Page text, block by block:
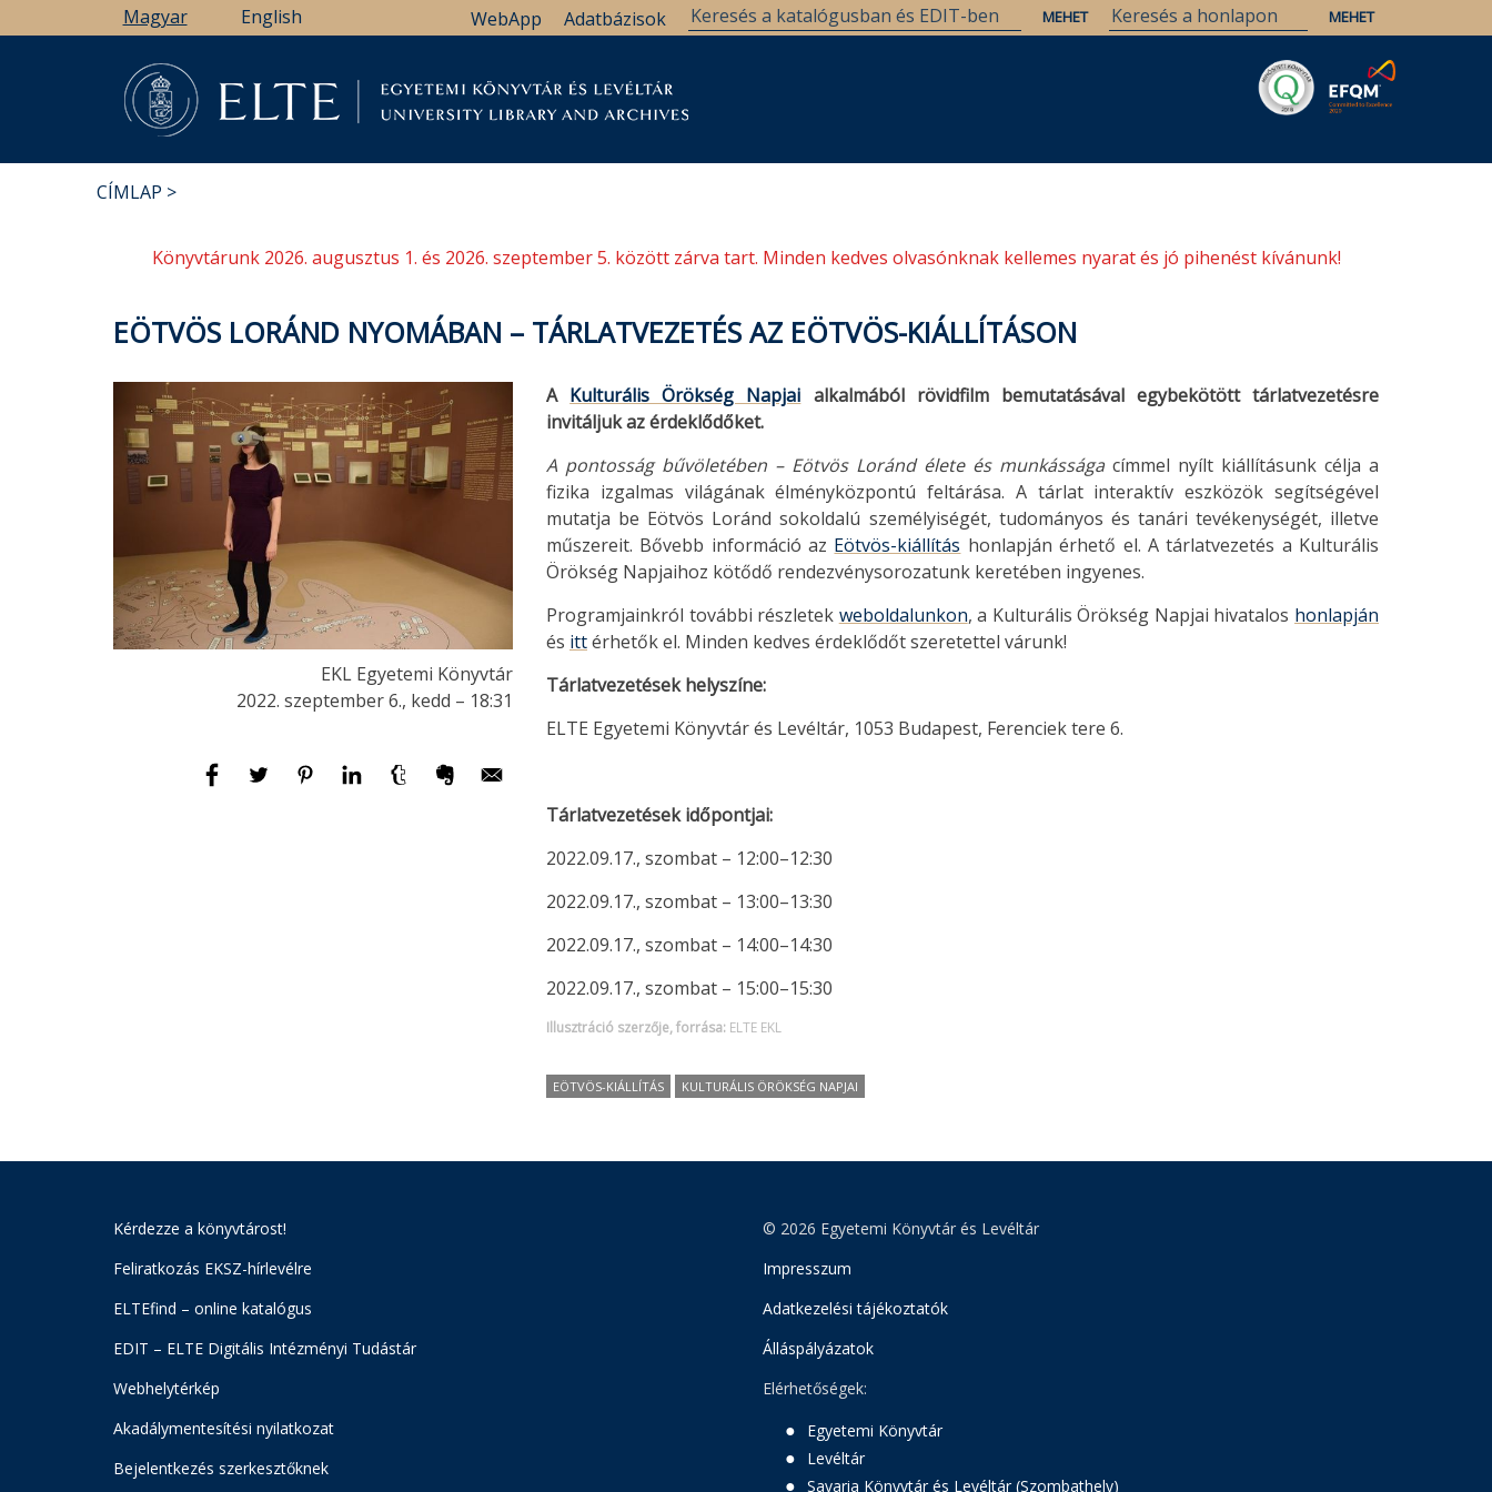
a
Magyar English Adatbázisok
WebApp
CÍMLAP
Könyvtárunk 2026. augusztus 1. és 2026. szeptember 5. között zárva tart. Minden kedves olvasónknak kellemes nyarat és jó pihenést kívánunk!
EÖTVÖS LORÁND NYOMÁBAN – TÁRLATVEZETÉS AZ EÖTVÖS-KIÁLLÍTÁSON
EKL Egyetemi Könyvtár
2022. szeptember 6., kedd – 18:31
A Kulturális Örökség Napjai alkalmából rövidfilm bemutatásával egybekötött tárlatvezetésre
invitáljuk az érdeklődőket.
A pontosság bűvöletében – Eötvös Loránd élete és munkássága címmel nyílt kiállításunk célja a
fizika izgalmas világának élményközpontú feltárása. A tárlat interaktív eszközök segítségével
mutatja be Eötvös Loránd sokoldalú személyiségét, tudományos és tanári tevékenységét, illetve
műszereit. Bővebb információ az Eötvös-kiállítás honlapján érhető el. A tárlatvezetés a Kulturális
Örökség Napjaihoz kötődő rendezvénysorozatunk keretében ingyenes.
Programjainkról további részletek weboldalunkon, a Kulturális Örökség Napjai hivatalos honlapján
és ittérhetők el. Minden kedves érdeklődőt szeretettel várunk!
Tárlatvezetések helyszíne:
ELTE Egyetemi Könyvtár és Levéltár, 1053 Budapest, Ferenciek tere 6.
Tárlatvezetések időpontjai:
2022.09.17., szombat – 12:00–12:30
2022.09.17., szombat – 13:00–13:30
2022.09.17., szombat – 14:00–14:30
2022.09.17., szombat – 15:00–15:30
Illusztráció szerzője, forrása: ELTE EKL
EÖTVÖS-KIÁLLÍTÁS KULTURÁLIS ÖRÖKSÉG NAPJAI
Kérdezze a könyvtárost!
Feliratkozás EKSZ-hírlevélre
ELTEfind – online katalógus
EDIT – ELTE Digitális Intézményi Tudástár
Webhelytérkép
Akadálymentesítési nyilatkozat
Bejelentkezés szerkesztőknek
© 2026 Egyetemi Könyvtár és Levéltár
Impresszum
Adatkezelési tájékoztatók
Álláspályázatok
Elérhetőségek:
Egyetemi Könyvtár
Levéltár
Savaria Könyvtár és Levéltár (Szombathely)